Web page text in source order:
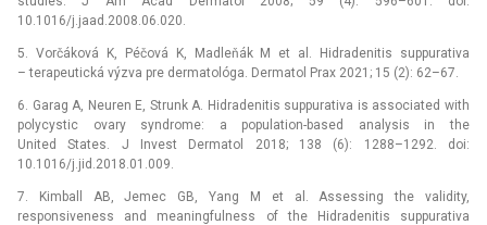
10.1016/j.jaad.2008.06.020.
5. Vorčáková K, Péčová K, Madleňák M et al. Hidradenitis suppurativa
–⁠ terapeutická výzva pre dermatológa. Dermatol Prax 2021; 15 (2): 62–67.
6. Garag A, Neuren E, Strunk A. Hidradenitis suppurativa is associated with
polycystic ovary syndrome: a population-based analysis in the
United States. J Invest Dermatol 2018; 138 (6): 1288–1292. doi:
10.1016/j.jid.2018.01.009.
7. Kimball AB, Jemec GB, Yang M et al. Assessing the validity,
responsiveness and meaningfulness of the Hidradenitis suppurativa